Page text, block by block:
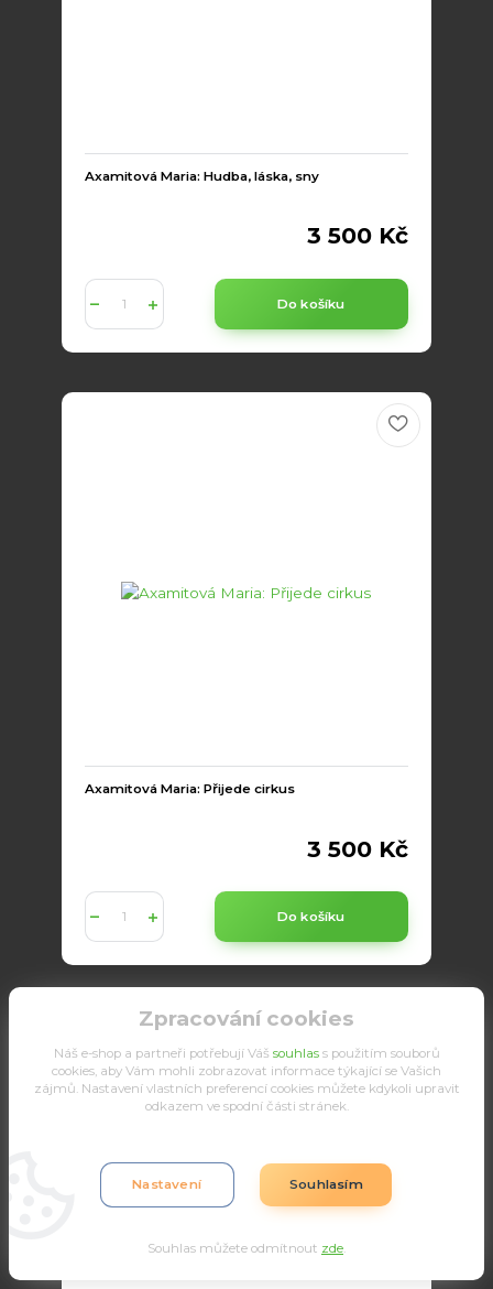
Axamitová Maria: Hudba, láska, sny
3 500 Kč
Do košíku
Axamitová Maria: Přijede cirkus
3 500 Kč
Do košíku
Zpracování cookies
Náš e-shop a partneři potřebují Váš souhlass použitím souborů
cookies, aby Vám mohli zobrazovat informace týkající se Vašich
zájmů. Nastavení vlastních preferencí cookies můžete kdykoli upravit
odkazem ve spodní části stránek.
Nastavení Souhlasím
Souhlas můžete odmítnout zde.